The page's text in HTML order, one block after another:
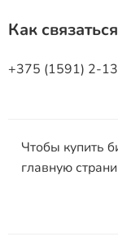
Как связаться
+375 (1591) 2-
Чтобы купить
главную